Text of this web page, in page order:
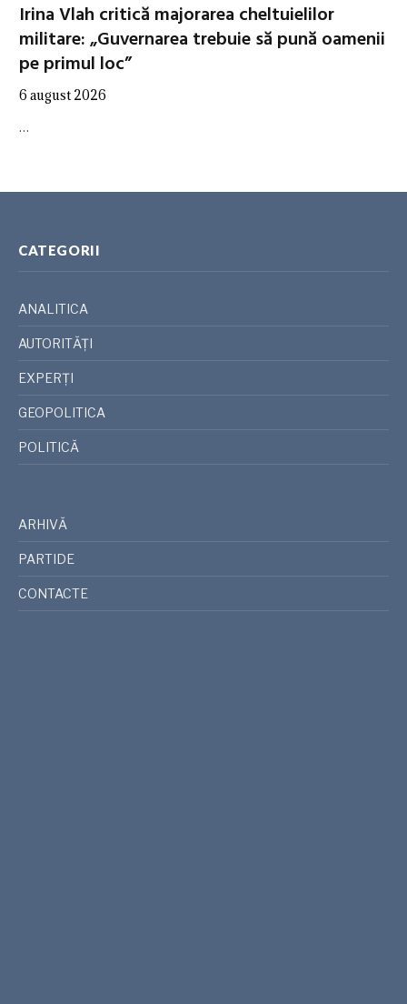
Irina Vlah critică majorarea cheltuielilor
militare: „Guvernarea trebuie să pună oamenii
pe primul loc”
6 august 2026
…
CATEGORII
ANALITICA
AUTORITĂȚI
EXPERȚI
GEOPOLITICA
POLITICĂ
ARHIVĂ
PARTIDE
CONTACTE